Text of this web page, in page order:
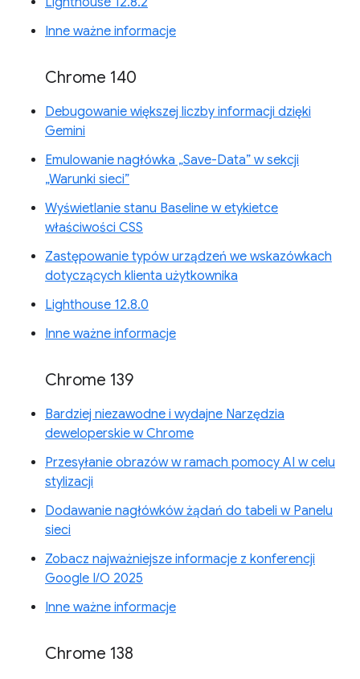
Inne ważne informacje
Chrome 140
Debugowanie większej liczby informacji dzięki
Gemini
Emulowanie nagłówka „Save-Data” w sekcji
„Warunki sieci”
Wyświetlanie stanu Baseline w etykietce
właściwości CSS
Zastępowanie typów urządzeń we wskazówkach
dotyczących klienta użytkownika
Lighthouse 12.8.0
Inne ważne informacje
Chrome 139
Bardziej niezawodne i wydajne Narzędzia
deweloperskie w Chrome
Przesyłanie obrazów w ramach pomocy AI w celu
stylizacji
Dodawanie nagłówków żądań do tabeli w Panelu
sieci
Zobacz najważniejsze informacje z konferencji
Google I/O 2025
Inne ważne informacje
Chrome 138